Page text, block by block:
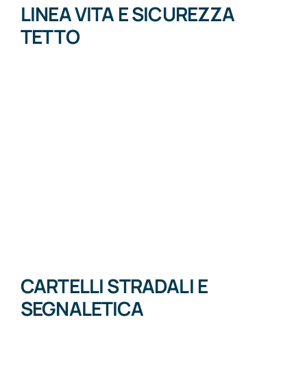
LINEA VITA E SICUREZZA
TETTO
CARTELLI STRADALI E
SEGNALETICA